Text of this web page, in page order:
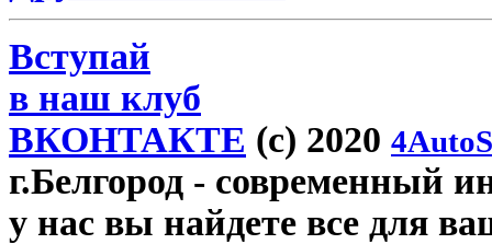
Вступай
в наш клуб
ВКОНТАКТЕ (c) 2020
г.Белгород - современный
у нас вы найдете все для